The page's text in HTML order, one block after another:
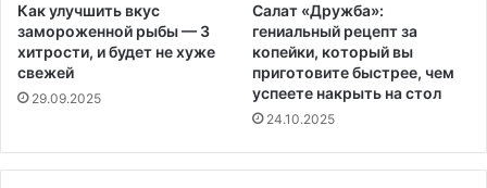
Как улучшить вкус
замороженной рыбы — 3
хитрости, и будет не хуже
свежей
29.09.2025
Салат «Дружба»:
гениальный рецепт за
копейки, который вы
приготовите быстрее, чем
успеете накрыть на стол
24.10.2025